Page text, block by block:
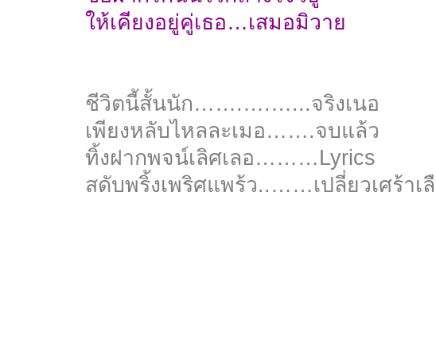
ให้เคียงอยู่คู่เธอ…เสมอมิวาย
ชีวิตนี้สั้นนัก…….….…...จริงเนอ
เพียงหลับไหลละเมอ…….จบแล้ว
ทิ้งฝากพจน์เลิศเลอ………Lyrics
สดับพริ้งเพริศแพร้ว..……เปลี่ยวเศร้าเ